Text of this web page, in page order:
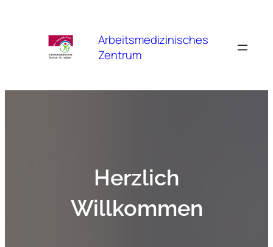
springen
Arbeitsmedizinisches
Zentrum
Herzlich
Willkommen